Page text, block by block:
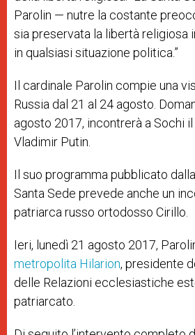
Parolin — nutre la costante
sia preservata la libertà religiosa
in qualsiasi situazione politica.”
Il cardinale Parolin compie una
Russia dal 21 al 24 agosto.
agosto 2017, incontrerà a Sochi
Vladimir Putin.
Il suo programma pubblicato
Santa Sede prevede anche un
patriarca russo ortodosso Cirillo.
Ieri, lunedì 21 agosto 2017,
metropolita Hilarion, presidente
delle Relazioni ecclesiastiche
patriarcato.